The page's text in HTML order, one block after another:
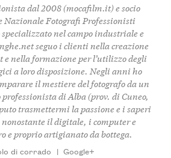
dal 2008 (mocafilm.it) e socio
Nazionale Fotografi Professionisti
specializzato nel campo industriale e
seguo i clienti nella creazione
e nella formazione per l’utilizzo degli
a loro disposizione. Negli anni ho
il mestiere del fotografo da un
professionista di Alba (prov. di Cuneo,
trasmettermi la passione e i saperi
il digitale, i computer e
e proprio artigianato da bottega.
di corrado | Google+